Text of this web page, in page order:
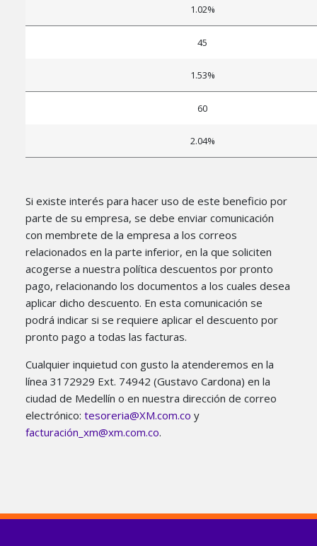
1.02%
45
1.53%
60
2.04%
Si existe interés para hacer uso de este beneficio por
parte de su empresa, se debe enviar comunicación
con membrete de la empresa a los correos
relacionados en la parte inferior, en la que soliciten
acogerse a nuestra política descuentos por pronto
pago, relacionando los documentos a los cuales desea
aplicar dicho descuento. En esta comunicación se
podrá indicar si se requiere aplicar el descuento por
pronto pago a todas las facturas.
Cualquier inquietud con gusto la atenderemos en la
línea 3172929 Ext. 74942 (Gustavo Cardona) en la
ciudad de Medellín o en nuestra dirección de correo
electrónico: tesoreria@XM.com.co y
facturación_xm@xm.com.co.